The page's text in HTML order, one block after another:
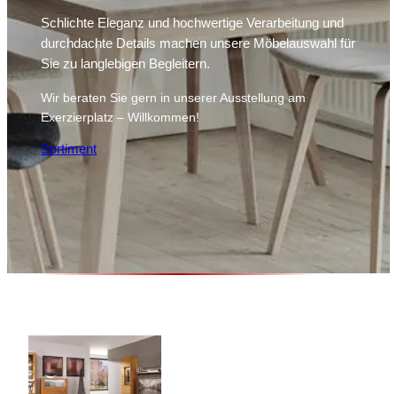
Schlichte Eleganz und hochwertige Verarbeitung und
durchdachte Details machen unsere Möbelauswahl für
Sie zu langlebigen Begleitern.
Wir beraten Sie gern in unserer Ausstellung am
Exerzierplatz – Willkommen!
Sortiment